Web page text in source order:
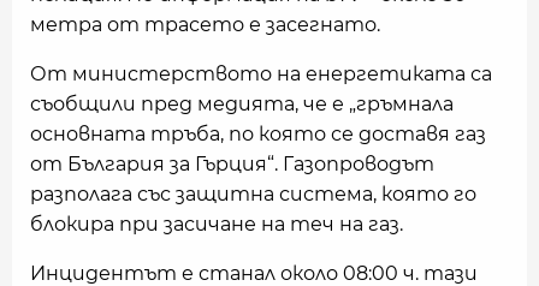
метра от трасето е засегнато.
От министерството на енергетиката са
съобщили пред медията, че е „гръмнала
основната тръба, по която се доставя газ
от България за Гърция“. Газопроводът
разполага със защитна система, която го
блокира при засичане на теч на газ.
Инцидентът е станал около 08:00 ч. тази